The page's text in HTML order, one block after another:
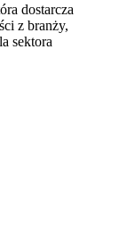
dostarcza
z branży,
sektora